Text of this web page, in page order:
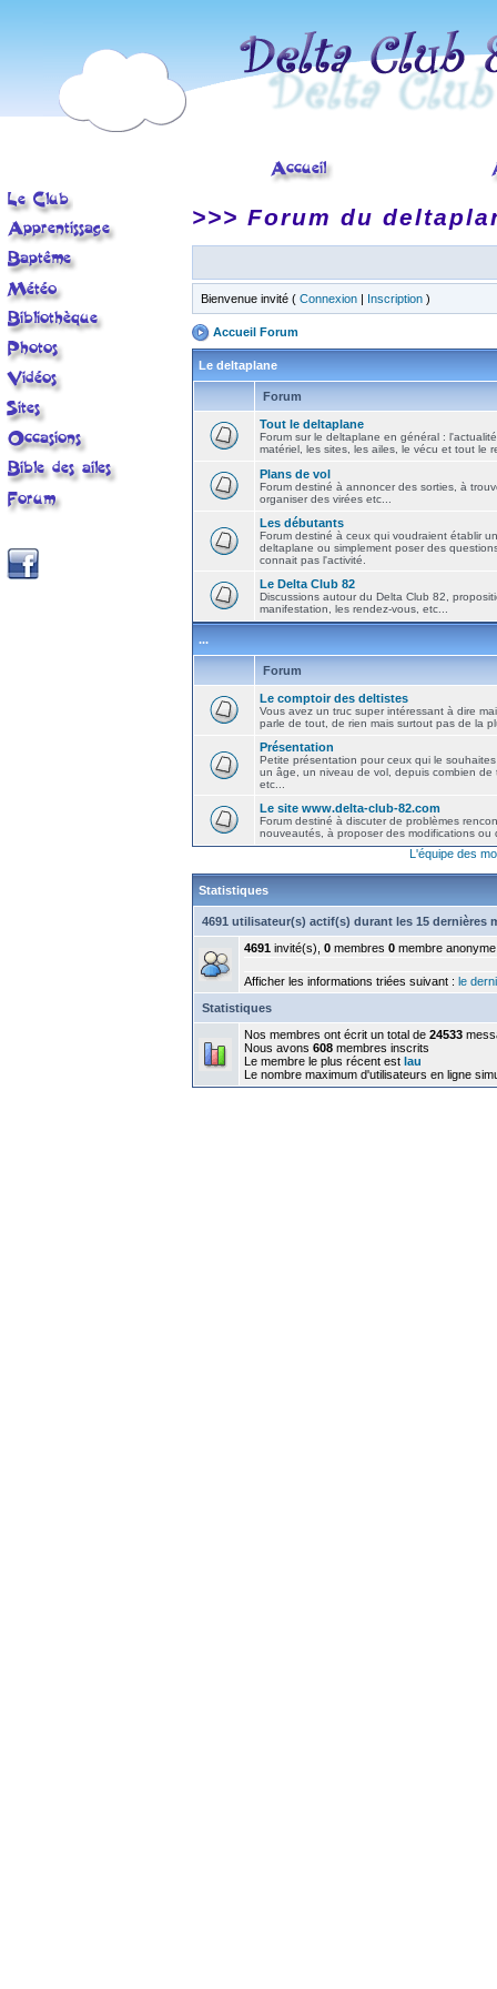
>>> Forum du
Bienvenue invité ( Connexion | Inscription )
Accueil Forum
Le deltaplane
Forum
Tout le deltaplane
Forum sur le deltaplane en général :
matériel, les sites, les ailes, le vécu et tout le
Plans de vol
Forum destiné à annoncer des sorties, à
organiser des virées etc...
Les débutants
Forum destiné à ceux qui voudraient établir
deltaplane ou simplement poser des
connait pas l'activité.
Le Delta Club 82
Discussions autour du Delta Club 82,
manifestation, les rendez-vous, etc...
...
Forum
Le comptoir des deltistes
Vous avez un truc super intéressant à dire
parle de tout, de rien mais surtout pas de la
Présentation
Petite présentation pour ceux qui le
un âge, un niveau de vol, depuis combien de
etc...
Le site www.delta-club-82.com
Forum destiné à discuter de problèmes
nouveautés, à proposer des modifications ou
L'équipe des
Statistiques
4691 utilisateur(s) actif(s) durant les 15 dernières
4691 invité(s), 0 membres 0 membre anonyme
Afficher les informations triées suivant : le
Statistiques
Nos membres ont écrit un total de 24533
Nous avons 608 membres inscrits
Le membre le plus récent est lau
Le nombre maximum d'utilisateurs en ligne